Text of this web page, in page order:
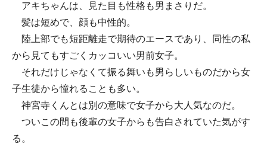
アキちゃんは、見た目も性格も男まさりだ。
髪は短めで、顔も中性的。
陸上部でも短距離走で期待のエースであり、同性の私
から見てもすごくカッコいい男前女子。
それだけじゃなくて振る舞いも男らしいものだから女
子生徒から憧れることも多い。
神宮寺くんとは別の意味で女子から大人気なのだ。
ついこの間も後輩の女子からも告白されていた気がす
る。